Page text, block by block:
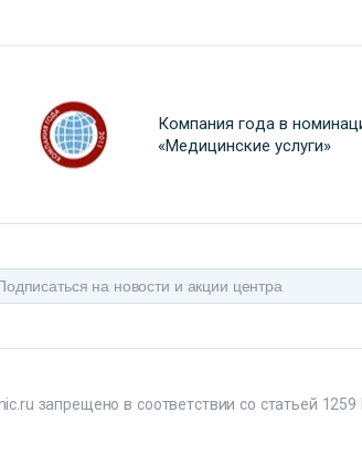
Компания года в
«Медицинские услуги»
запрещено в соответствии со статьей 1259